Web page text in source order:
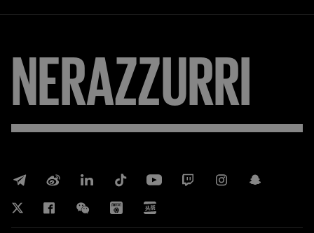
FORZA